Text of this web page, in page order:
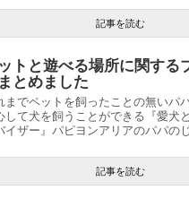
記事を読む
トと遊べる場所に関する
とめました
までペットを飼ったことの無いパ
して犬を飼うことができる『愛犬
イザー』パピヨンアリアのパパの
記事を読む